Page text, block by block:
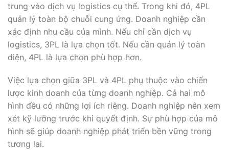
trung vào dịch vụ logistics cụ thể. Trong khi đó, 4PL
quản lý toàn bộ chuỗi cung ứng. Doanh nghiệp cần
xác định nhu cầu của mình. Nếu chỉ cần dịch vụ
logistics, 3PL là lựa chọn tốt. Nếu cần quản lý toàn
diện, 4PL là lựa chọn phù hợp hơn.
Việc lựa chọn giữa 3PL và 4PL phụ thuộc vào chiến
lược kinh doanh của từng doanh nghiệp. Cả hai mô
hình đều có những lợi ích riêng. Doanh nghiệp nên xem
xét kỹ lưỡng trước khi quyết định. Sự phù hợp của mô
hình sẽ giúp doanh nghiệp phát triển bền vững trong
tương lai.